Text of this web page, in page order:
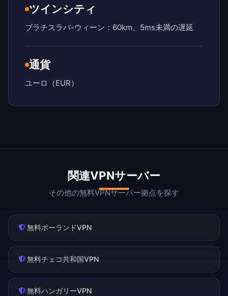
ツインシティ
ブラチスラバ-ウィーン：60km、5ms未満の遅延
通貨
ユーロ（EUR）
関連VPNサーバー
その他の無料VPNサーバー拠点を探す
無料ポーランドVPN
無料チェコ共和国VPN
無料ハンガリーVPN